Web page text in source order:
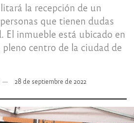
la recepción de un
que tienen dudas
El inmueble está ubicado en
pleno centro de la ciudad de
28 de septiembre de 2022